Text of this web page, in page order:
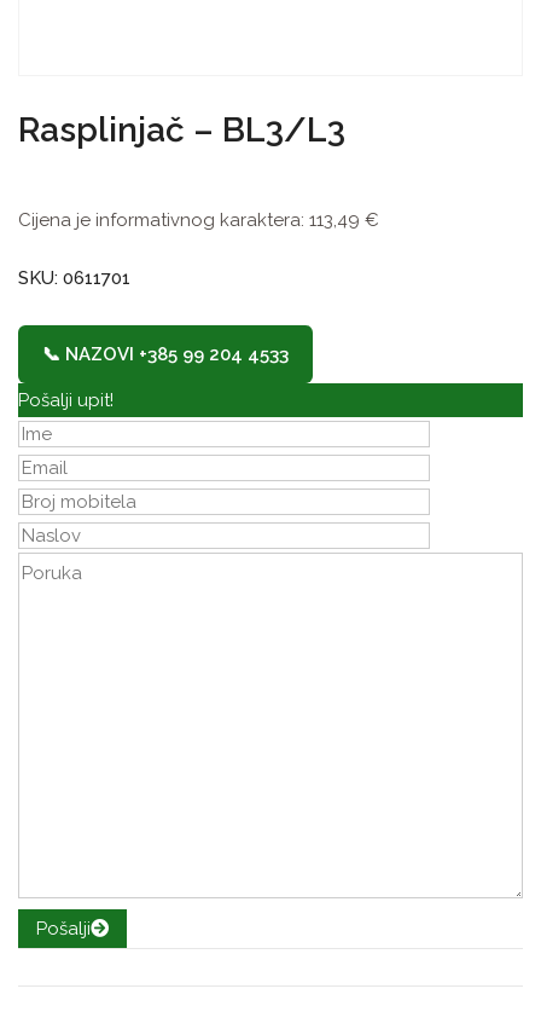
Rasplinjač – BL3/L3
Cijena je informativnog karaktera: 113,49 €
SKU: 0611701
📞 NAZOVI +385 99 204 4533
Pošalji upit!
Pošalji